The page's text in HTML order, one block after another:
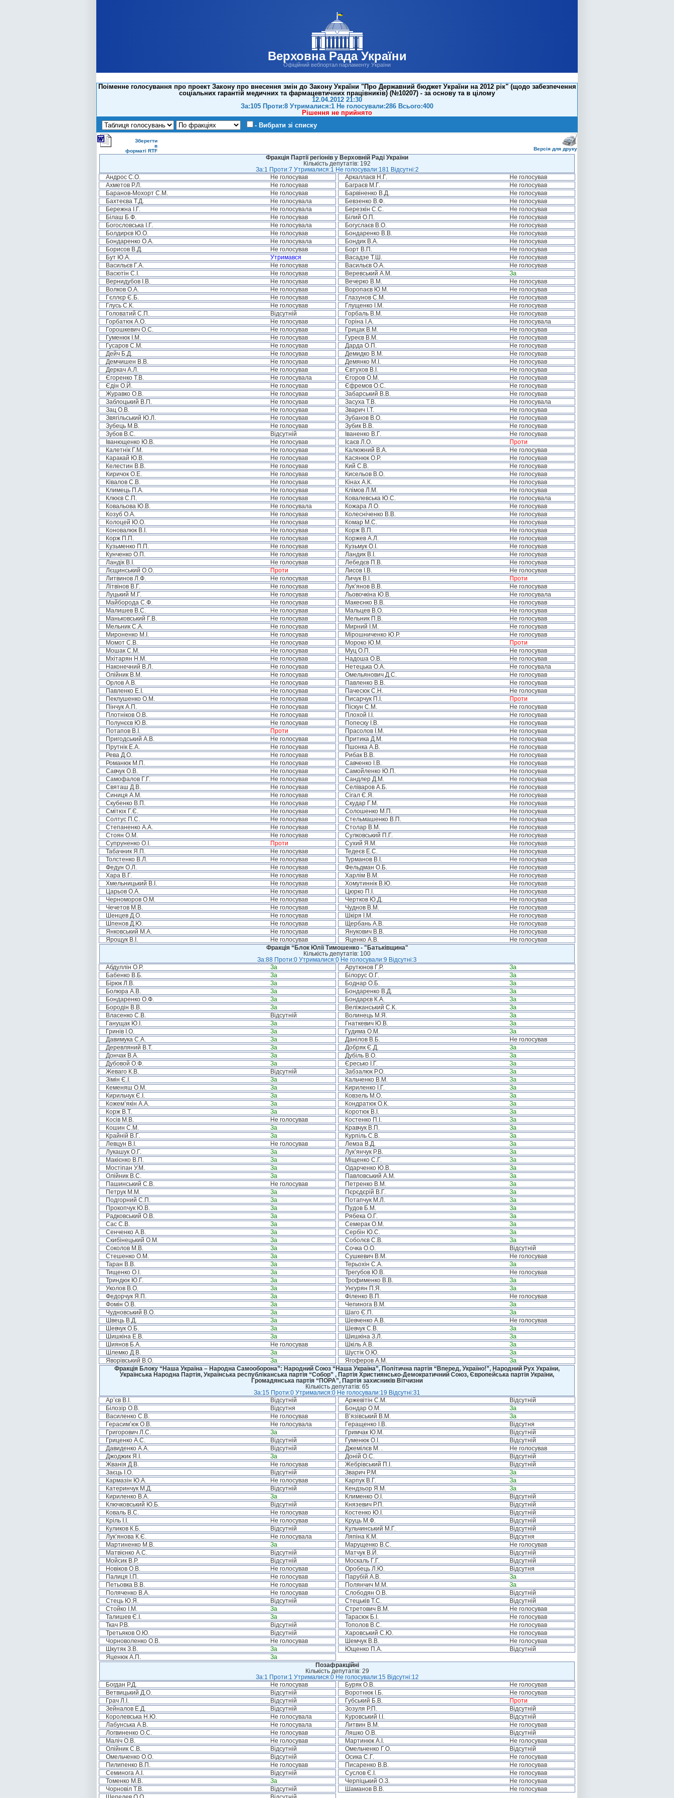
Верховна Рада України
Офіційний вебпортал парламенту України
Поіменне голосування про проект Закону про внесення змін до Закону України "Про Державний бюджет України на 2012 рік" (щодо забезпечення
соціальних гарантій медичних та фармацевтичних працівників) (№10207) - за основу та в цілому
12.04.2012 21:30
За:105 Проти:8 Утрималися:1 Не голосували:286 Всього:400
Рішення не прийнято
- Вибрати зі списку
Зберегти
в
форматі RTF
Версія для друку
Фракція Партії регіонів у Верховній Раді України
Кількість депутатів: 192
За:1 Проти:7 Утрималися:1 Не голосували:181 Відсутні:2
Андрос С.О.
Не голосував Аркаллаєв Н.Г.
Не голосував
Ахметов Р.Л.
Не голосував Баграєв М.Г.
Не голосував
Баранов-Мохорт С.М.
Не голосував Барвіненко В.Д.
Не голосував
Бахтеєва Т.Д.
Не голосувала Бевзенко В.Ф.
Не голосував
Бережна І.Г.
Не голосувала Березкін С.С.
Не голосував
Білаш Б.Ф.
Не голосував Білий О.П.
Не голосував
Богословська І.Г.
Не голосувала Богуслаєв В.О.
Не голосував
Болдирєв Ю.О.
Не голосував Бондаренко В.В.
Не голосував
Бондаренко О.А.
Не голосувала Бондик В.А.
Не голосував
Борисов В.Д.
Не голосував Борт В.П.
Не голосував
Бут Ю.А.
Утримався Васадзе Т.Ш.
Не голосував
Васильєв Г.А.
Не голосував Васильєв О.А.
Не голосував
Васютін С.І.
Не голосував Веревський А.М.
За
Вернидубов І.В.
Не голосував Вечерко В.М.
Не голосував
Волков О.А.
Не голосував Воропаєв Ю.М.
Не голосував
Гєллєр Є.Б.
Не голосував Глазунов С.М.
Не голосував
Глусь С.К.
Не голосував Глущенко І.М.
Не голосував
Головатий С.П.
Відсутній Горбаль В.М.
Не голосував
Горбатюк А.О.
Не голосував Горіна І.А.
Не голосувала
Горошкевич О.С.
Не голосував Грицак В.М.
Не голосував
Гуменюк І.М.
Не голосував Гуреєв В.М.
Не голосував
Гусаров С.М.
Не голосував Дарда О.П.
Не голосував
Дейч Б.Д.
Не голосував Демидко В.М.
Не голосував
Демчишен В.В.
Не голосував Демянко М.І.
Не голосував
Деркач А.Л.
Не голосував Євтухов В.І.
Не голосував
Єгоренко Т.В.
Не голосувала Єгоров О.М.
Не голосував
Єдін О.Й.
Не голосував Єфремов О.С.
Не голосував
Журавко О.В.
Не голосував Забарський В.В.
Не голосував
Заблоцький В.П.
Не голосував Засуха Т.В.
Не голосувала
Зац О.В.
Не голосував Зварич І.Т.
Не голосував
Звягільський Ю.Л.
Не голосував Зубанов В.О.
Не голосував
Зубець М.В.
Не голосував Зубик В.В.
Не голосував
Зубов В.С.
Відсутній Іваненко В.Г.
Не голосував
Іванющенко Ю.В.
Не голосував Ісаєв Л.О.
Проти
Калетнік Г.М.
Не голосував Калюжний В.А.
Не голосував
Каракай Ю.В.
Не голосував Касянюк О.Р.
Не голосував
Келестин В.В.
Не голосував Кий С.В.
Не голосував
Киричок О.Е.
Не голосував Кисельов В.О.
Не голосував
Ківалов С.В.
Не голосував Кінах А.К.
Не голосував
Климець П.А.
Не голосував Клімов Л.М.
Не голосував
Клюєв С.П.
Не голосував Ковалевська Ю.С.
Не голосувала
Ковальова Ю.В.
Не голосувала Кожара Л.О.
Не голосував
Козуб О.А.
Не голосував Колесніченко В.В.
Не голосував
Колоцей Ю.О.
Не голосував Комар М.С.
Не голосував
Коновалюк В.І.
Не голосував Корж В.П.
Не голосував
Корж П.П.
Не голосував Коржев А.Л.
Не голосував
Кузьменко П.П.
Не голосував Кузьмук О.І.
Не голосував
Кунченко О.П.
Не голосував Ландик В.І.
Не голосував
Ландік В.І.
Не голосував Лебедєв П.В.
Не голосував
Лєщинський О.О.
Проти Лисов І.В.
Не голосував
Литвинов Л.Ф.
Не голосував Личук В.І.
Проти
Літвінов В.Г.
Не голосував Лук’янов В.В.
Не голосував
Луцький М.Г.
Не голосував Льовочкіна Ю.В.
Не голосувала
Майборода С.Ф.
Не голосував Макеєнко В.В.
Не голосував
Малишев В.С.
Не голосував Мальцев В.О.
Не голосував
Маньковський Г.В.
Не голосував Мельник П.В.
Не голосував
Мельник С.А.
Не голосував Мирний І.М.
Не голосував
Мироненко М.І.
Не голосував Мірошниченко Ю.Р.
Не голосував
Момот С.В.
Не голосував Мороко Ю.М.
Проти
Мошак С.М.
Не голосував Муц О.П.
Не голосував
Мхітарян Н.М.
Не голосував Надоша О.В.
Не голосував
Наконечний В.Л.
Не голосував Нетецька О.А.
Не голосувала
Олійник В.М.
Не голосував Омельянович Д.С.
Не голосував
Орлов А.В.
Не голосував Павленко В.В.
Не голосував
Павленко Е.І.
Не голосував Пачесюк С.Н.
Не голосував
Пеклушенко О.М.
Не голосував Писарчук П.І.
Проти
Пінчук А.П.
Не голосував Піскун С.М.
Не голосував
Плотніков О.В.
Не голосував Плохой І.І.
Не голосував
Полунєєв Ю.В.
Не голосував Попеску І.В.
Не голосував
Потапов В.І.
Проти Прасолов І.М.
Не голосував
Пригодський А.В.
Не голосував Притика Д.М.
Не голосував
Прутнік Е.А.
Не голосував Пшонка А.В.
Не голосував
Рева Д.О.
Не голосував Рибак В.В.
Не голосував
Романюк М.П.
Не голосував Савченко І.В.
Не голосував
Савчук О.В.
Не голосував Самойленко Ю.П.
Не голосував
Самофалов Г.Г.
Не голосував Сандлер Д.М.
Не голосував
Святаш Д.В.
Не голосував Селіваров А.Б.
Не голосував
Синиця А.М.
Не голосував Сігал Є.Я.
Не голосував
Скубенко В.П.
Не голосував Скудар Г.М.
Не голосував
Смітюх Г.Є.
Не голосував Солошенко М.П.
Не голосував
Солтус П.С.
Не голосував Стельмашенко В.П.
Не голосував
Степаненко А.А.
Не голосував Столар В.М.
Не голосував
Стоян О.М.
Не голосував Сулковський П.Г.
Не голосував
Супруненко О.І.
Проти Сухий Я.М.
Не голосував
Табачник Я.П.
Не голосував Тедеєв Е.С.
Не голосував
Толстенко В.Л.
Не голосував Турманов В.І.
Не голосував
Федун О.Л.
Не голосував Фельдман О.Б.
Не голосував
Хара В.Г.
Не голосував Харлім В.М.
Не голосував
Хмельницький В.І.
Не голосував Хомутиннік В.Ю.
Не голосував
Царьов О.А.
Не голосував Цюрко П.І.
Не голосував
Черноморов О.М.
Не голосував Чертков Ю.Д.
Не голосував
Чечетов М.В.
Не голосував Чуднов В.М.
Не голосував
Шенцев Д.О.
Не голосував Шкіря І.М.
Не голосував
Шпенов Д.Ю.
Не голосував Щербань А.В.
Не голосував
Янковський М.А.
Не голосував Янукович В.В.
Не голосував
Ярощук В.І.
Не голосував Яценко А.В.
Не голосував
Фракція “Блок Юлії Тимошенко - "Батьківщина"
Кількість депутатів: 100
За:88 Проти:0 Утрималися:0 Не голосували:9 Відсутні:3
Абдуллін О.Р.
За Арутюнов Г.Р.
За
Бабенко В.Б.
За Білорус О.Г.
За
Бірюк Л.В.
За Боднар О.Б.
За
Болюра А.В.
За Бондаренко В.Д.
За
Бондаренко О.Ф.
За Бондарєв К.А.
За
Бородін В.В.
За Веліжанський С.К.
За
Власенко С.В.
Відсутній Волинець М.Я.
За
Ганущак Ю.І.
За Гнаткевич Ю.В.
За
Гринів І.О.
За Гудима О.М.
За
Давимука С.А.
За Данілов В.Б.
Не голосував
Деревляний В.Т.
За Добряк Є.Д.
За
Дончак В.А.
За Дубіль В.О.
За
Дубовой О.Ф.
За Єресько І.Г.
За
Жеваго К.В.
Відсутній Забзалюк Р.О.
За
Зімін Є.І.
За Кальченко В.М.
За
Кеменяш О.М.
За Кириленко І.Г.
За
Кирильчук Є.І.
За Ковзель М.О.
За
Кожем’якін А.А.
За Кондратюк О.К.
За
Корж В.Т.
За Коротюк В.І.
За
Косів М.В.
Не голосував Костенко П.І.
За
Кошин С.М.
За Кравчук В.П.
За
Крайній В.Г.
За Курпіль С.В.
За
Левцун В.І.
Не голосував Лемза В.Д.
За
Лукашук О.Г.
За Лук’янчук Р.В.
За
Макієнко В.П.
За Міщенко С.Г.
За
Мостіпан У.М.
За Одарченко Ю.В.
За
Олійник В.С.
За Павловський А.М.
За
Пашинський С.В.
Не голосував Петренко В.М.
За
Петрук М.М.
За Пєрєдєрій В.Г.
За
Подгорний С.П.
За Потапчук М.Л.
За
Прокопчук Ю.В.
За Пудов Б.М.
За
Радковський О.В.
За Рябека О.Г.
За
Сас С.В.
За Семерак О.М.
За
Сенченко А.В.
За Сербін Ю.С.
За
Скибінецький О.М.
За Соболєв С.В.
За
Соколов М.В.
За Сочка О.О.
Відсутній
Стешенко О.М.
За Сушкевич В.М.
Не голосував
Таран В.В.
За Терьохін С.А.
За
Тищенко О.І.
За Трегубов Ю.В.
Не голосував
Триндюк Ю.Г.
За Трофименко В.В.
За
Уколов В.О.
За Унгурян П.Я.
За
Федорчук Я.П.
За Філенко В.П.
Не голосував
Фомін О.В.
За Чепинога В.М.
За
Чудновський В.О.
За Шаго Є.П.
За
Швець В.Д.
За Шевченко А.В.
Не голосував
Шевчук О.Б.
За Шевчук С.В.
За
Шишкіна Е.В.
За Шишкіна З.Л.
За
Шиянов Б.А.
Не голосував Шкіль А.В.
За
Шлемко Д.В.
За Шустік О.Ю.
За
Яворівський В.О.
За Ягоферов А.М.
За
Фракція Блоку “Наша Україна – Народна Самооборона”: Народний Союз “Наша Україна”, Політична партія “Вперед, Україно!”, Народний Рух України,
Українська Народна Партія, Українська республіканська партія “Собор” , Партія Християнсько-Демократичний Союз, Європейська партія України,
Громадянська партія “ПОРА”, Партія захисників Вітчизни
Кількість депутатів: 65
За:15 Проти:0 Утрималися:0 Не голосували:19 Відсутні:31
Ар’єв В.І.
Відсутній Аржевітін С.М.
Відсутній
Білозір О.В.
Відсутня Бондар О.М.
За
Василенко С.В.
Не голосував В’язівський В.М.
За
Герасим’юк О.В.
Не голосувала Геращенко І.В.
Відсутня
Григорович Л.С.
За Гримчак Ю.М.
Відсутній
Гриценко А.С.
Відсутній Гуменюк О.І.
Відсутній
Давиденко А.А.
Відсутній Джемілєв М. .
Не голосував
Джоджик Я.І.
За Доній О.С.
Відсутній
Жванія Д.В.
Не голосував Жебрівський П.І.
Відсутній
Заєць І.О.
Відсутній Зварич Р.М.
За
Кармазін Ю.А.
Не голосував Карпук В.Г.
За
Катеринчук М.Д.
Відсутній Кендзьор Я.М.
За
Кириленко В.А.
За Клименко О.І.
Відсутній
Ключковський Ю.Б.
Відсутній Князевич Р.П.
Відсутній
Коваль В.С.
Не голосував Костенко Ю.І.
Відсутній
Кріль І.І.
Не голосував Круць М.Ф.
Відсутній
Куликов К.Б.
Відсутній Кульчинський М.Г.
Відсутній
Лук’янова К.Є.
Не голосувала Ляпіна К.М.
Відсутня
Мартиненко М.В.
За Марущенко В.С.
Не голосував
Матвієнко А.С.
Відсутній Матчук В.Й.
Відсутній
Мойсик В.Р.
Відсутній Москаль Г.Г.
Відсутній
Новіков О.В.
Не голосував Оробець Л.Ю.
Відсутня
Палиця І.П.
Не голосував Парубій А.В.
За
Петьовка В.В.
Не голосував Полянчич М.М.
За
Поляченко В.А.
Не голосував Слободян О.В.
Відсутній
Стець Ю.Я.
Відсутній Стецьків Т.С.
Відсутній
Стойко І.М.
За Стретович В.М.
Не голосував
Талишев Є.І.
За Тарасюк Б.І.
Не голосував
Ткач Р.В.
Відсутній Тополов В.С.
Не голосував
Третьяков О.Ю.
Відсутній Харовський С.Ю.
Не голосував
Чорноволенко О.В.
Не голосував Шемчук В.В.
Не голосував
Шкутяк З.В.
За Ющенко П.А.
Відсутній
Яценюк А.П.
За
Позафракційні
Кількість депутатів: 29
За:1 Проти:1 Утрималися:0 Не голосували:15 Відсутні:12
Богдан Р.Д.
Не голосував Буряк О.В.
Не голосував
Ветвицький Д.О.
Відсутній Воротнюк І.Б.
Не голосував
Грач Л.І.
Відсутній Губський Б.В.
Проти
Зейналов Е.Д.
Відсутній Зозуля Р.П.
Відсутній
Королевська Н.Ю.
Не голосувала Куровський І.І.
Відсутній
Лабунська А.В.
Не голосувала Литвин В.М.
Не голосував
Логвиненко О.С.
Не голосував Ляшко О.В.
Відсутній
Маліч О.В.
Не голосував Мартинюк А.І.
Не голосував
Олійник С.В.
Відсутній Омельченко Г.О.
Відсутній
Омельченко О.О.
Відсутній Осика С.Г.
Не голосував
Пилипенко В.П.
Не голосував Писаренко В.В.
Не голосував
Семинога А.І.
Відсутній Суслов Є.І.
Не голосував
Томенко М.В.
За Черпіцький О.З.
Не голосував
Чорновіл Т.В.
Відсутній Шаманов В.В.
Не голосував